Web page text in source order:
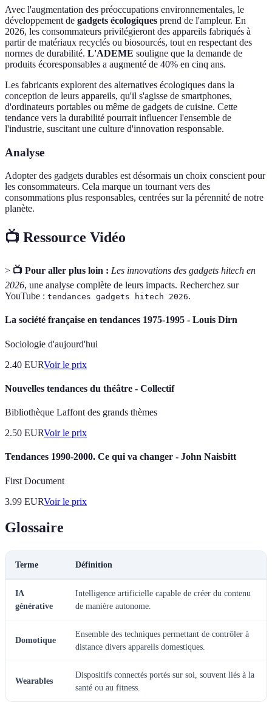
Avec l'augmentation des préoccupations environnementales, le
développement de gadgets écologiques prend de l'ampleur. En
2026, les consommateurs privilégieront des appareils fabriqués à
partir de matériaux recyclés ou biosourcés, tout en respectant des
normes de durabilité. L'ADEME souligne que la demande de
produits écoresponsables a augmenté de 40% en cinq ans.
Les fabricants explorent des alternatives écologiques dans la
conception de leurs appareils, qu'il s'agisse de smartphones,
d'ordinateurs portables ou même de gadgets de cuisine. Cette
tendance vers la durabilité pourrait influencer l'ensemble de
l'industrie, suscitant une culture d'innovation responsable.
Analyse
Adopter des gadgets durables est désormais un choix conscient pour
les consommateurs. Cela marque un tournant vers des
consommations plus responsables, centrées sur la pérennité de notre
planète.
📺 Ressource Vidéo
> 📺 Pour aller plus loin : Les innovations des gadgets hitech en
2026, une analyse complète de leurs impacts. Recherchez sur
YouTube : tendances gadgets hitech 2026.
La société française en tendances 1975-1995 - Louis Dirn
Sociologie d'aujourd'hui
2.40 EURVoir le prix
Nouvelles tendances du théâtre - Collectif
Bibliothèque Laffont des grands thèmes
2.50 EURVoir le prix
Tendances 1990-2000. Ce qui va changer - John Naisbitt
First Document
3.99 EURVoir le prix
Glossaire
Terme Définition
IA
générative
Intelligence artificielle capable de créer du contenu
de manière autonome.
Domotique
Ensemble des techniques permettant de contrôler à
distance divers appareils domestiques.
Wearables
Dispositifs connectés portés sur soi, souvent liés à la
santé ou au fitness.